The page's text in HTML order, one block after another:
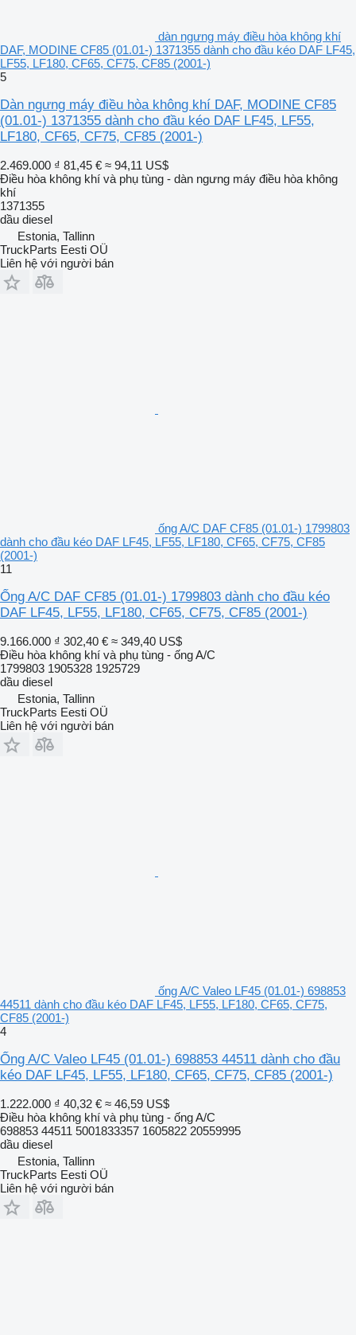
dàn ngưng máy điều hòa không khí
DAF, MODINE CF85 (01.01-) 1371355 dành cho đầu kéo DAF LF45,
LF55, LF180, CF65, CF75, CF85 (2001-)
5
Dàn ngưng máy điều hòa không khí DAF, MODINE CF85
(01.01-) 1371355 dành cho đầu kéo DAF LF45, LF55,
LF180, CF65, CF75, CF85 (2001-)
2.469.000 ₫ 81,45 € ≈ 94,11 US$
Điều hòa không khí và phụ tùng - dàn ngưng máy điều hòa không
khí
1371355
dầu diesel
Estonia, Tallinn
TruckParts Eesti OÜ
Liên hệ với người bán
ống A/C DAF CF85 (01.01-) 1799803
dành cho đầu kéo DAF LF45, LF55, LF180, CF65, CF75, CF85
(2001-)
11
Ống A/C DAF CF85 (01.01-) 1799803 dành cho đầu kéo
DAF LF45, LF55, LF180, CF65, CF75, CF85 (2001-)
9.166.000 ₫ 302,40 € ≈ 349,40 US$
Điều hòa không khí và phụ tùng - ống A/C
1799803 1905328 1925729
dầu diesel
Estonia, Tallinn
TruckParts Eesti OÜ
Liên hệ với người bán
ống A/C Valeo LF45 (01.01-) 698853
44511 dành cho đầu kéo DAF LF45, LF55, LF180, CF65, CF75,
CF85 (2001-)
4
Ống A/C Valeo LF45 (01.01-) 698853 44511 dành cho đầu
kéo DAF LF45, LF55, LF180, CF65, CF75, CF85 (2001-)
1.222.000 ₫ 40,32 € ≈ 46,59 US$
Điều hòa không khí và phụ tùng - ống A/C
698853 44511 5001833357 1605822 20559995
dầu diesel
Estonia, Tallinn
TruckParts Eesti OÜ
Liên hệ với người bán